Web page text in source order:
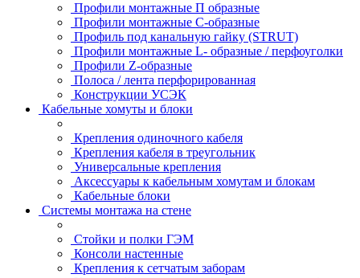
Профили монтажные П образные
Профили монтажные C-образные
Профиль под канальную гайку (STRUT)
Профили монтажные L- образные / перфоуголки
Профили Z-образные
Полоса / лента перфорированная
Конструкции УСЭК
Кабельные хомуты и блоки
Крепления одиночного кабеля
Крепления кабеля в треугольник
Универсальные крепления
Аксессуары к кабельным хомутам и блокам
Кабельные блоки
Системы монтажа на стене
Стойки и полки ГЭМ
Консоли настенные
Крепления к сетчатым заборам